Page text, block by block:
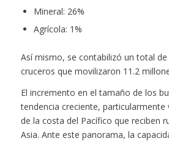
Mineral: 26%
Agrícola: 1%
Así mismo, se contabilizó un total
cruceros que movilizaron 11.2
El incremento en el tamaño de los
tendencia creciente, particularmente
de la costa del Pacífico que reciben
Asia. Ante este panorama, la